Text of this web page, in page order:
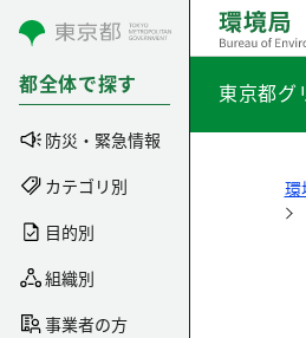
コンテンツにスキップ
都全体で探す
防災・緊急情報
カテゴリ別
目的別
組織別
事業者の方
東京都グ
環